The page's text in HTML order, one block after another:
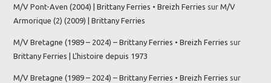
M/V Pont-Aven (2004) | Brittany Ferries • Breizh Ferries surM/V
Armorique (2) (2009) | Brittany Ferries
M/V Bretagne (1989 – 2024) – Brittany Ferries • Breizh Ferries sur
Brittany Ferries | L’histoire depuis 1973
M/V Bretagne (1989 – 2024) – Brittany Ferries • Breizh Ferries sur